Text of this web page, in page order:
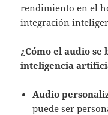
rendimiento en el
integración
¿Cómo el audio
inteligencia
Audio
puede ser